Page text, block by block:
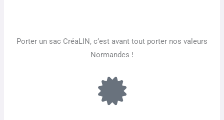
Porter un sac CréaLIN, c’est avant tout porter nos valeurs
Normandes !